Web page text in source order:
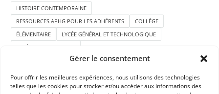
Gérer le consentement
Pour offrir les meilleures expériences, nous utilisons des technologies
telles que les cookies pour stocker et/ou accéder aux informations des
HISTOIRE CONTEMPORAINE
RESSOURCES APHG POUR LES ADHÉRENTS
COLLÈGE
ÉLÉMENTAIRE
LYCÉE GÉNÉRAL ET TECHNOLOGIQUE
LYCÉE PROFESSIONNEL